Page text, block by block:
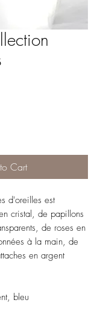
Cart
d'oreilles est
cristal, de papillons
de roses en
à la main, de
en argent
bleu